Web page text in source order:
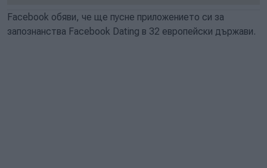
Facebook обяви, че ще пусне приложението си за
запознанства Facebook Dating в 32 европейски държави.